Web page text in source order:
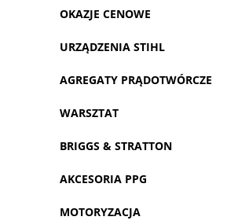
OKAZJE CENOWE
URZĄDZENIA STIHL
AGREGATY PRĄDOTWÓRCZE
WARSZTAT
BRIGGS & STRATTON
AKCESORIA PPG
MOTORYZACJA